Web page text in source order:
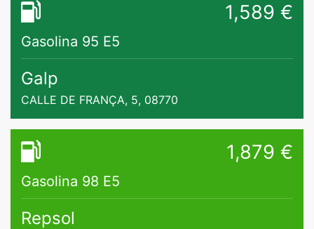
1,589 €
Gasolina 95 E5
Galp
CALLE DE FRANÇA, 5, 08770
1,879 €
Gasolina 98 E5
Repsol